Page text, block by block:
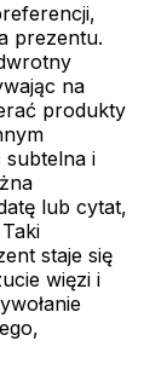
prezentu.
na
produkty
subtelna i
lub cytat,
staje się
więzi i